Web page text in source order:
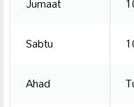
Sabtu
Ahad